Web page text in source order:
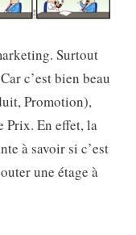
Surtout
c’est bien beau
Promotion),
Prix. En effet, la
à savoir si c’est
une étage à